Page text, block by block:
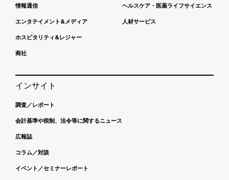
情報通信
エンタテイメント&メディア
ホスピタリティ&レジャー
商社
ヘルスケア・医薬ライフサイエンス
人材サービス
インサイト
調査／レポート
会計基準や税制、法令等に関するニュース
広報誌
コラム／対談
イベント／セミナーレポート